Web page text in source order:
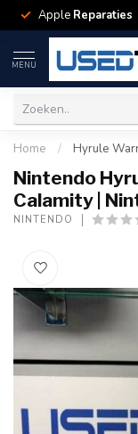
Apple Reparaties
MENU
Home / Hyrule
Nintendo
Calamity |
NINTENDO